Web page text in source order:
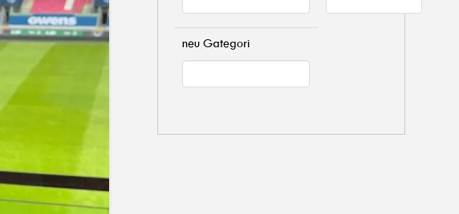
neu Gategori